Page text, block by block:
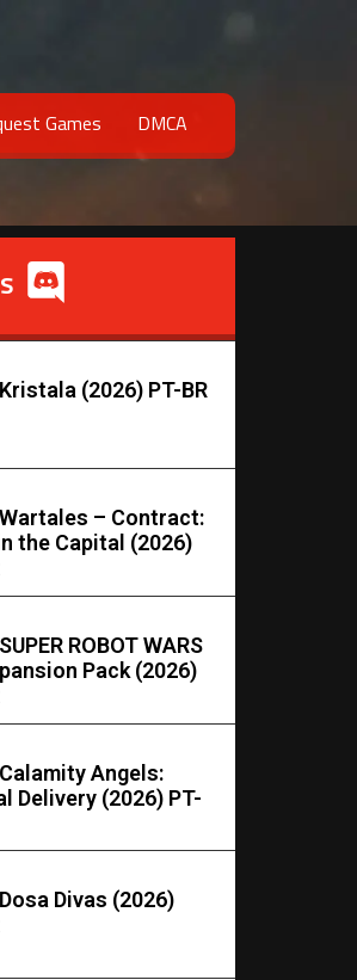
Games DMCA
(2026) PT-BR
– Contract:
the Capital (2026)
ROBOT WARS
Pack (2026)
Angels:
Delivery (2026) PT-
Divas (2026)